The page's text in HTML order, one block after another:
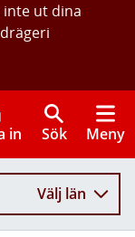
ut dina
in Sök Meny
Välj län